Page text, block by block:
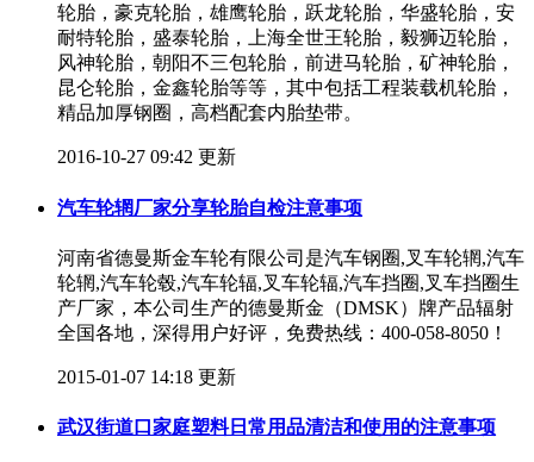
轮胎，豪克轮胎，雄鹰轮胎，跃龙轮胎，华盛轮胎，安
耐特轮胎，盛泰轮胎，上海全世王轮胎，毅狮迈轮胎，
风神轮胎，朝阳不三包轮胎，前进马轮胎，矿神轮胎，
昆仑轮胎，金鑫轮胎等等，其中包括工程装载机轮胎，
精品加厚钢圈，高档配套内胎垫带。
2016-10-27 09:42 更新
汽车轮辋厂家分享轮胎自检注意事项
河南省德曼斯金车轮有限公司是汽车钢圈,叉车轮辋,汽车
轮辋,汽车轮毂,汽车轮辐,叉车轮辐,汽车挡圈,叉车挡圈生
产厂家，本公司生产的德曼斯金（DMSK）牌产品辐射
全国各地，深得用户好评，免费热线：400-058-8050！
2015-01-07 14:18 更新
武汉街道口家庭塑料日常用品清洁和使用的注意事项